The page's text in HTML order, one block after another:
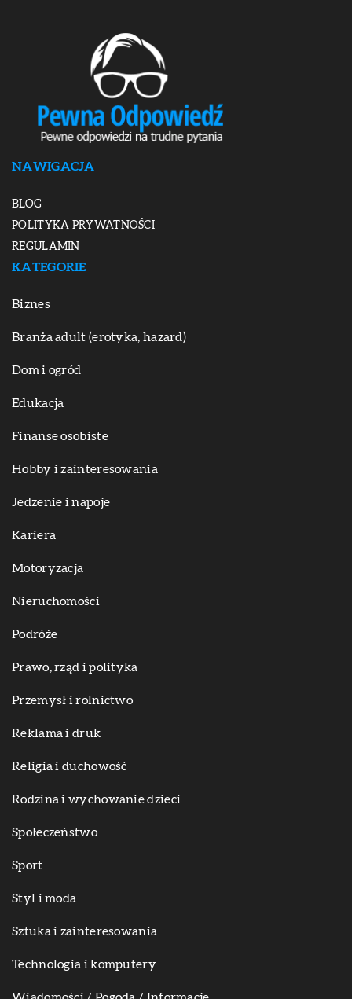
NAWIGACJA
BLOG
POLITYKA PRYWATNOŚCI
REGULAMIN
KATEGORIE
Biznes
Branża adult (erotyka, hazard)
Dom i ogród
Edukacja
Finanse osobiste
Hobby i zainteresowania
Jedzenie i napoje
Kariera
Motoryzacja
Nieruchomości
Podróże
Prawo, rząd i polityka
Przemysł i rolnictwo
Reklama i druk
Religia i duchowość
Rodzina i wychowanie dzieci
Społeczeństwo
Sport
Styl i moda
Sztuka i zainteresowania
Technologia i komputery